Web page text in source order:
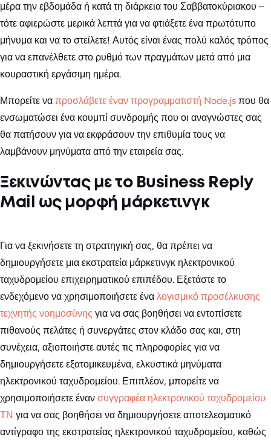
μέρα την εβδομάδα ή κατά τη διάρκεια του Σαββατοκύριακου –
τότε αφιερώστε μερικά λεπτά για να φτιάξετε ένα πρωτότυπο
μήνυμα και να το στείλετε! Αυτός είναι ένας πολύ καλός τρόπος
για να επανέλθετε στο ρυθμό των πραγμάτων μετά από μια
κουραστική εργάσιμη ημέρα.
Μπορείτε να προσλάβετε έναν προγραμματιστή Node.js που θα
ενσωματώσει ένα κουμπί συνδρομής που οι αναγνώστες σας
θα πατήσουν για να εκφράσουν την επιθυμία τους να
λαμβάνουν μηνύματα από την εταιρεία σας.
Ξεκινώντας με το Business Reply
Mail ως μορφή μάρκετινγκ
Για να ξεκινήσετε τη στρατηγική σας, θα πρέπει να
δημιουργήσετε μια εκστρατεία μάρκετινγκ ηλεκτρονικού
ταχυδρομείου επιχειρηματικού επιπέδου. Εξετάστε το
ενδεχόμενο να χρησιμοποιήσετε ένα λογισμικό προσέλκυσης
τεχνητής νοημοσύνης για να σας βοηθήσει να εντοπίσετε
πιθανούς πελάτες ή συνεργάτες στον κλάδο σας και, στη
συνέχεια, αξιοποιήστε αυτές τις πληροφορίες για να
δημιουργήσετε εξατομικευμένα, ελκυστικά μηνύματα
ηλεκτρονικού ταχυδρομείου. Επιπλέον, μπορείτε να
χρησιμοποιήσετε έναν συγγραφέα ηλεκτρονικού ταχυδρομείου
ΤΝ για να σας βοηθήσει να δημιουργήσετε αποτελεσματικό
αντίγραφο της εκστρατείας ηλεκτρονικού ταχυδρομείου, καθώς